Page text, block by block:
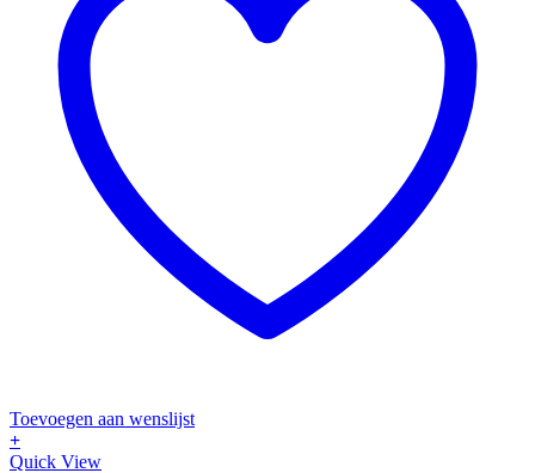
Toevoegen aan wenslijst
+
Quick View